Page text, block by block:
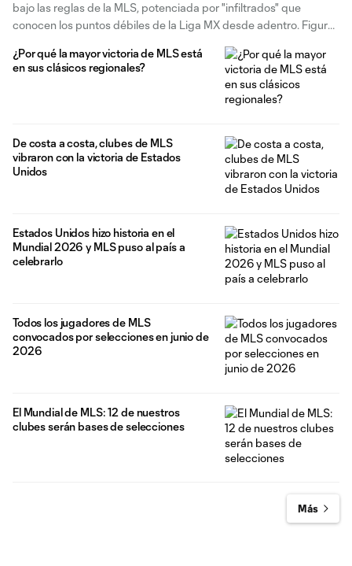
bajo las reglas de la MLS, potenciada por "infiltrados" que
conocen los puntos débiles de la Liga MX desde adentro. Figuras
no defienden el fútbol mexicano; ahora usan
¿Por qué la mayor victoria de MLS está
en sus clásicos regionales?
De costa a costa, clubes de MLS
vibraron con la victoria de Estados
Unidos
Estados Unidos hizo historia en el
Mundial 2026 y MLS puso al país a
celebrarlo
Todos los jugadores de MLS
convocados por selecciones en junio de
2026
El Mundial de MLS: 12 de nuestros
clubes serán bases de selecciones
Más